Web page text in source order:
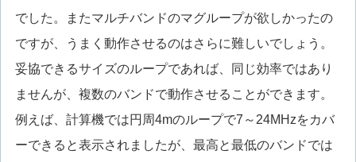
でした。またマルチバンドのマグループが欲しかったの
ですが、うまく動作させるのはさらに難しいでしょう。
妥協できるサイズのループであれば、同じ効率ではあり
ませんが、複数のバンドで動作させることができます。
例えば、計算機では円周4mのループで7～24MHzをカバ
ーできると表示されましたが、最高と最低のバンドでは